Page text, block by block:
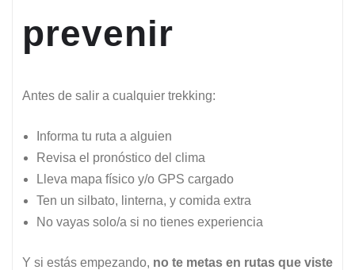
prevenir
Antes de salir a cualquier trekking:
Informa tu ruta a alguien
Revisa el pronóstico del clima
Lleva mapa físico y/o GPS cargado
Ten un silbato, linterna, y comida extra
No vayas solo/a si no tienes experiencia
Y si estás empezando, no te metas en rutas que viste